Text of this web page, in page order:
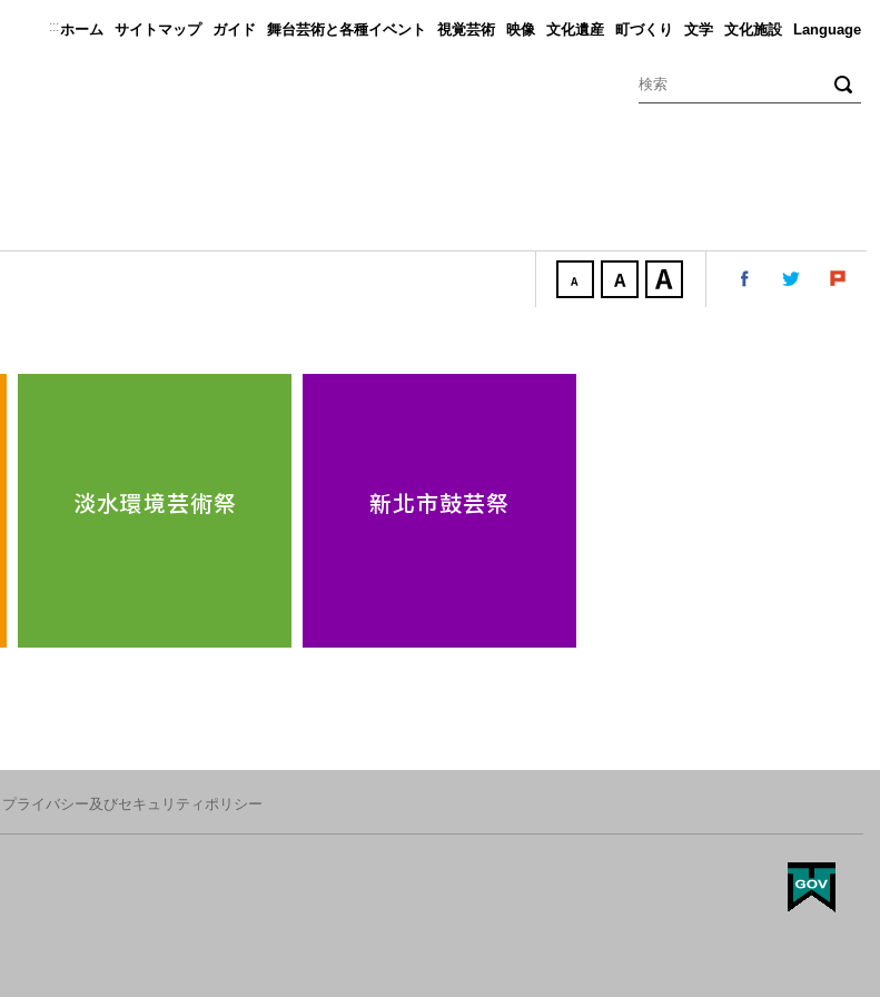
:::ホーム サイトマップ ガイド 舞台芸術と各種イベント 視覚芸術 映像 文化遺産 町づくり 文学 文化施設 Language
淡水環境芸術祭 新北市鼓芸祭
プライバシー及びセキュリティポリシー